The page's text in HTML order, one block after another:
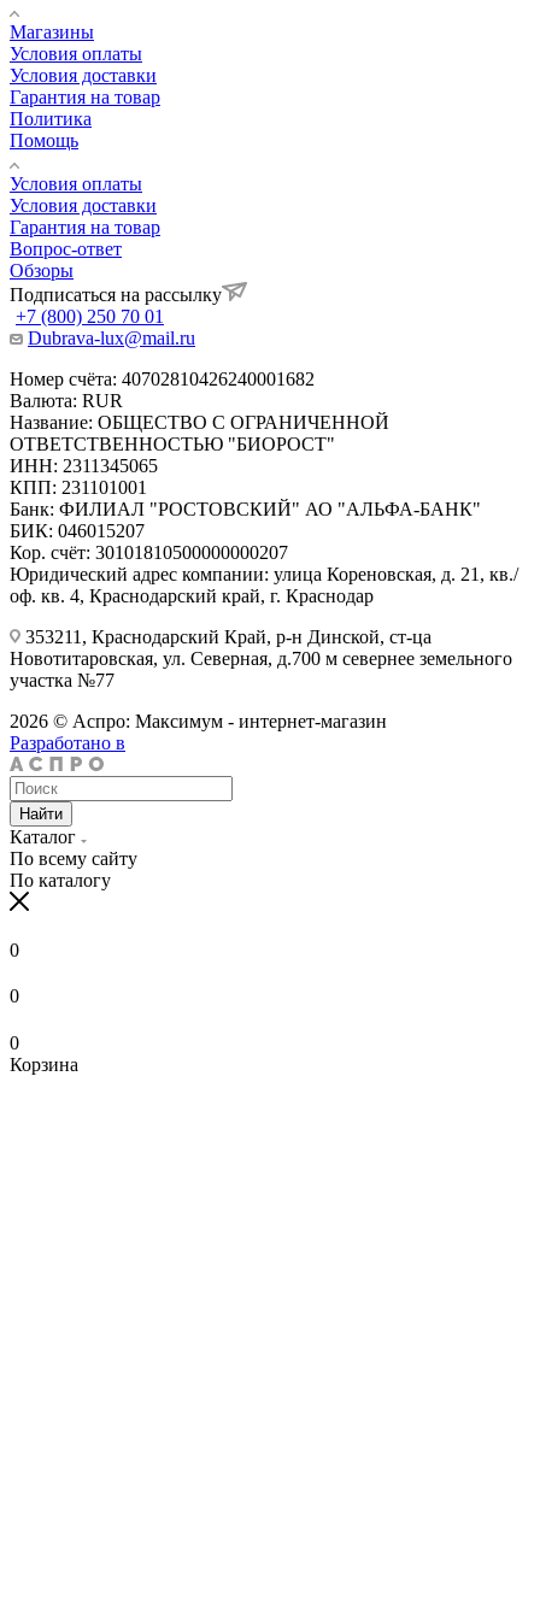
Магазины
Условия оплаты
Условия доставки
Гарантия на товар
Политика
Помощь
Условия оплаты
Условия доставки
Гарантия на товар
Вопрос-ответ
Обзоры
Подписаться на рассылку
+7 (800) 250 70 01
Dubrava-lux@mail.ru
Номер счёта: 40702810426240001682
Валюта: RUR
Название: ОБЩЕСТВО С ОГРАНИЧЕННОЙ
ОТВЕТСТВЕННОСТЬЮ "БИОРОСТ"
ИНН: 2311345065
КПП: 231101001
Банк: ФИЛИАЛ "РОСТОВСКИЙ" АО "АЛЬФА-БАНК"
БИК: 046015207
Кор. счёт: 30101810500000000207
Юридический адрес компании: улица Кореновская, д. 21, кв./
оф. кв. 4, Краснодарский край, г. Краснодар
353211, Краснодарский Край, р-н Динской, ст-ца
Новотитаровская, ул. Северная, д.700 м севернее земельного
участка №77
2026 © Аспро: Максимум - интернет-магазин
Разработано в
Найти
Каталог
По всему сайту
По каталогу
0
0
0
Корзина